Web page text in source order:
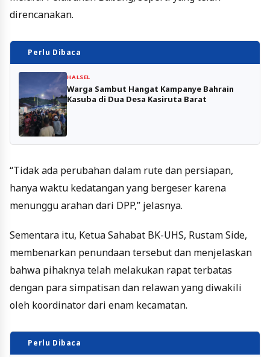
direncanakan.
Perlu Dibaca
HALSEL
Warga Sambut Hangat Kampanye Bahrain
Kasuba di Dua Desa Kasiruta Barat
“Tidak ada perubahan dalam rute dan persiapan,
hanya waktu kedatangan yang bergeser karena
menunggu arahan dari DPP,” jelasnya.
Sementara itu, Ketua Sahabat BK-UHS, Rustam Side,
membenarkan penundaan tersebut dan menjelaskan
bahwa pihaknya telah melakukan rapat terbatas
dengan para simpatisan dan relawan yang diwakili
oleh koordinator dari enam kecamatan.
Perlu Dibaca